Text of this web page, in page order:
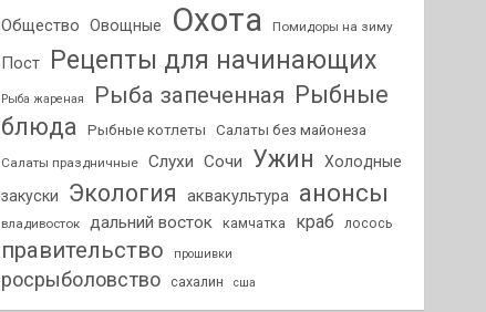
Общество Овощные Охота Помидоры на зиму
Пост Рецепты для начинающих
Рыба жареная Рыба запеченная Рыбные
блюда
Рыбные котлеты Салаты без майонеза
Салаты праздничные Слухи Сочи Ужин
Холодные
закуски
Экология аквакультура анонсы
владивосток дальний восток камчатка краб лосось
правительство прошивки
росрыболовство сахалин сша